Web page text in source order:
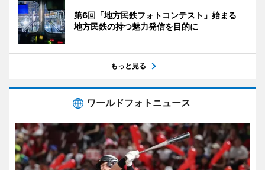
第6回「地方民鉄フォトコンテスト」始まる
地方民鉄の持つ魅力発信を目的に
もっと見る
ワールドフォトニュース